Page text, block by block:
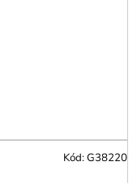
Kód:G38220